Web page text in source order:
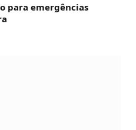
para emergências